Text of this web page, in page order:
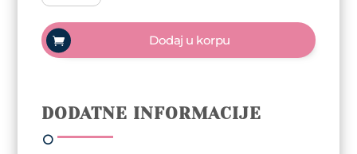
Line
maska
za
kosu
shine
Dodaj u korpu
DODATNE INFORMACIJE